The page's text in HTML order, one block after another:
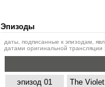
Эпизоды
даты, подписанные к эпизодам,
датами оригинальной трансляции
эпизод 01
The